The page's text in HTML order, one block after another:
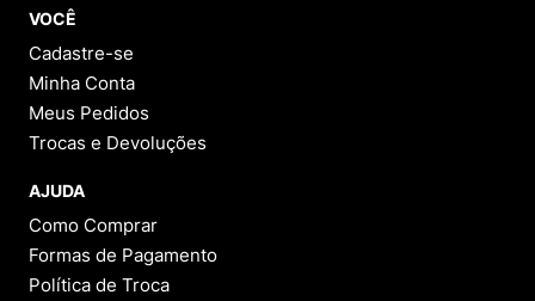
VOCÊ
Cadastre-se
Minha Conta
Meus Pedidos
Trocas e Devoluções
AJUDA
Como Comprar
Formas de Pagamento
Política de Troca